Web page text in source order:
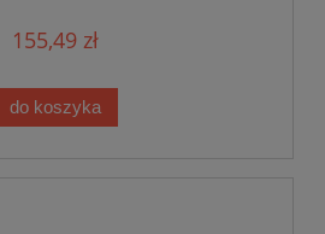
155,49 zł
do koszyka